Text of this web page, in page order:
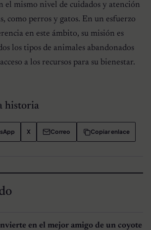
el mismo nivel de cuidados y atención
como perros y gatos. En un esfuerzo
en este ámbito, su misión es
los tipos de animales abandonados
a los recursos para su bienestar.
historia
X Correo Copiar enlace
en el mejor amigo de un coyote